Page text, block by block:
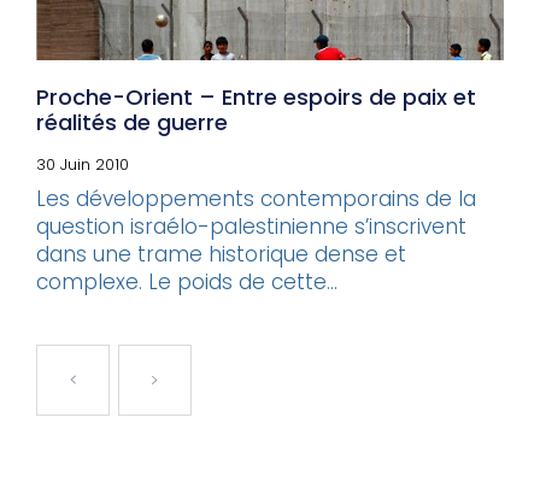
Proche-Orient – Entre espoirs de paix et
réalités de guerre
30 Juin 2010
Les développements contemporains de la
question israélo-palestinienne s’inscrivent
dans une trame historique dense et
complexe. Le poids de cette...